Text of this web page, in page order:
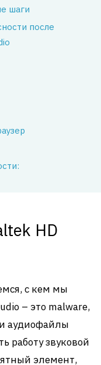
шаги
после
HD
с кем мы
– это malware,
аудиофайлы
работу звуковой
элемент,